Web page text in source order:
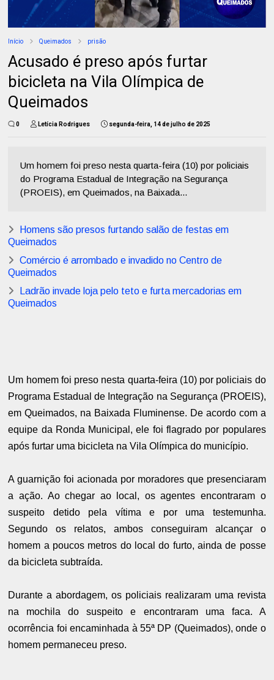
Início Queimados prisão
Acusado é preso após furtar
bicicleta na Vila Olímpica de
Queimados
0 Letícia Rodrigues segunda-feira, 14 de julho de 2025
Um homem foi preso nesta quarta-feira (10) por policiais
do Programa Estadual de Integração na Segurança
(PROEIS), em Queimados, na Baixada...
Homens são presos furtando salão de festas em
Queimados
Comércio é arrombado e invadido no Centro de
Queimados
Ladrão invade loja pelo teto e furta mercadorias em
Queimados
Um homem foi preso nesta quarta-feira (10) por policiais do
Programa Estadual de Integração na Segurança (PROEIS),
em Queimados, na Baixada Fluminense. De acordo com a
equipe da Ronda Municipal, ele foi flagrado por populares
após furtar uma bicicleta na Vila Olímpica do município.
A guarnição foi acionada por moradores que presenciaram
a ação. Ao chegar ao local, os agentes encontraram o
suspeito detido pela vítima e por uma testemunha.
Segundo os relatos, ambos conseguiram alcançar o
homem a poucos metros do local do furto, ainda de posse
da bicicleta subtraída.
Durante a abordagem, os policiais realizaram uma revista
na mochila do suspeito e encontraram uma faca. A
ocorrência foi encaminhada à 55ª DP (Queimados), onde o
homem permaneceu preso.